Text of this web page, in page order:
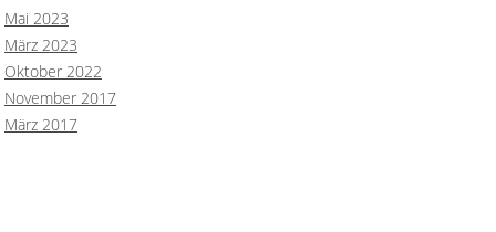
Mai 2023
März 2023
Oktober 2022
November 2017
März 2017